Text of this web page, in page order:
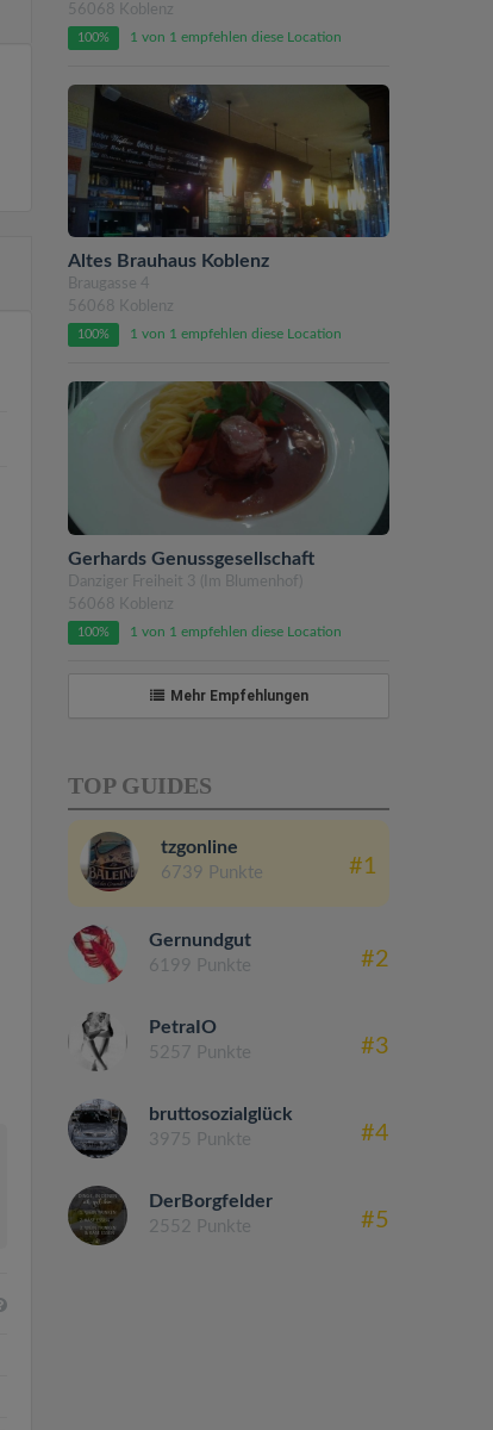
56068 Koblenz
100% 1 von 1 empfehlen diese Location
Altes Brauhaus Koblenz
Braugasse 4
56068 Koblenz
100% 1 von 1 empfehlen diese Location
Gerhards Genussgesellschaft
Danziger Freiheit 3 (Im Blumenhof)
56068 Koblenz
100% 1 von 1 empfehlen diese Location
Mehr Empfehlungen
TOP GUIDES
tzgonline
6739 Punkte #1
Gernundgut
6199 Punkte #2
PetraIO
5257 Punkte #3
bruttosozialglück
3975 Punkte #4
DerBorgfelder
2552 Punkte #5